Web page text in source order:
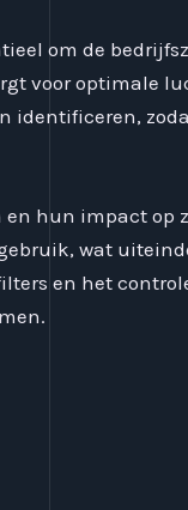
om de
voor optimale
identificeren,
hun impact op
wat
en het